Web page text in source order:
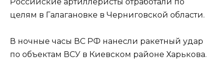
целям в Галагановке в Черниговской области.
В ночные часы ВС РФ нанесли ракетный удар
по объектам ВСУ в Киевском районе Харькова.